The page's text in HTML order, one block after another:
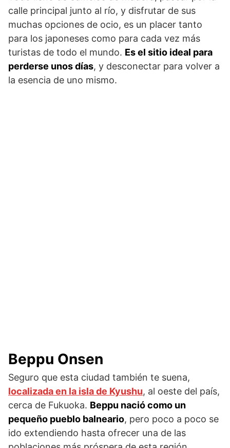
calle principal junto al río, y disfrutar de sus
muchas opciones de ocio, es un placer tanto
para los japoneses como para cada vez más
turistas de todo el mundo. Es el sitio ideal para
perderse unos días, y desconectar para volver a
la esencia de uno mismo.
Beppu Onsen
Seguro que esta ciudad también te suena,
localizada en la isla de Kyushu, al oeste del país,
cerca de Fukuoka. Beppu nació como un
pequeño pueblo balneario, pero poco a poco se
ido extendiendo hasta ofrecer una de las